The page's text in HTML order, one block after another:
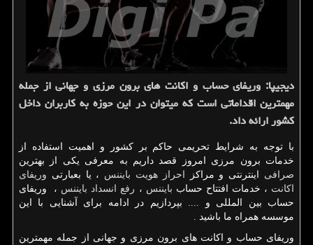
دیجیپا: وریفای حساب و اكانت های برون مرزی و جهانی از جمله
مهمترین اقداماتی است كه میتوان در این حوزه به كاربران داخل
كشور ارائه داد.
با توجه به شرایط تحریمی حاکم بر کشور و اهمیت استفاده از
خدمات برون مرزی امروز قصد داریم به معرفی یکی از بهترین
صرافی اینترنتی و مراکز احراز هویت بایننس ، یا بعبارتی وریفای
اکانت ، خدمات افتتاح حساب بایننس ، رفع انسداد بایننس ، وریفای
حساب بین المللی و .... بپردازیم در ادامه برای آشنایی با این
موسسه همراه ما باشید .
وریفای حساب و اکانت های برون مرزی و جهانی از جمله مهمترین